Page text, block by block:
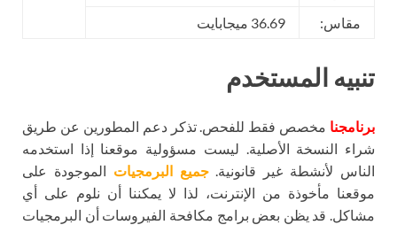
مقاس:
36.69 ميجابايت
تنبيه المستخدم
برنامجنا مخصص فقط للفحص. تذكر دعم المطورين عن طريق
شراء النسخة الأصلية. ليست مسؤولية موقعنا إذا استخدمه
الناس لأنشطة غير قانونية.جميع البرمجيات الموجودة على
موقعنا مأخوذة من الإنترنت، لذا لا يمكننا أن نلوم على أي
مشاكل. قد يظن بعض برامج مكافحة الفيروسات أن البرمجيات